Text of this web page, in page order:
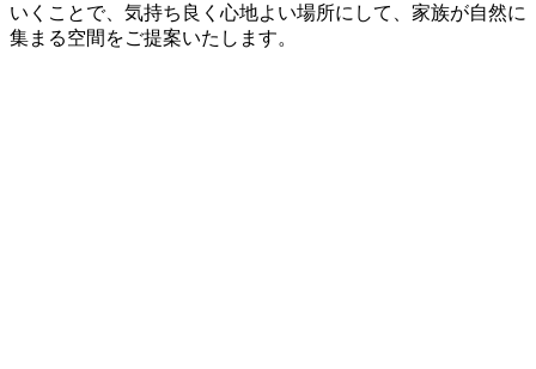
いくことで、気持ち良く心地よい場所にして、 家族が自然に
集まる空間 をご提案いたします。